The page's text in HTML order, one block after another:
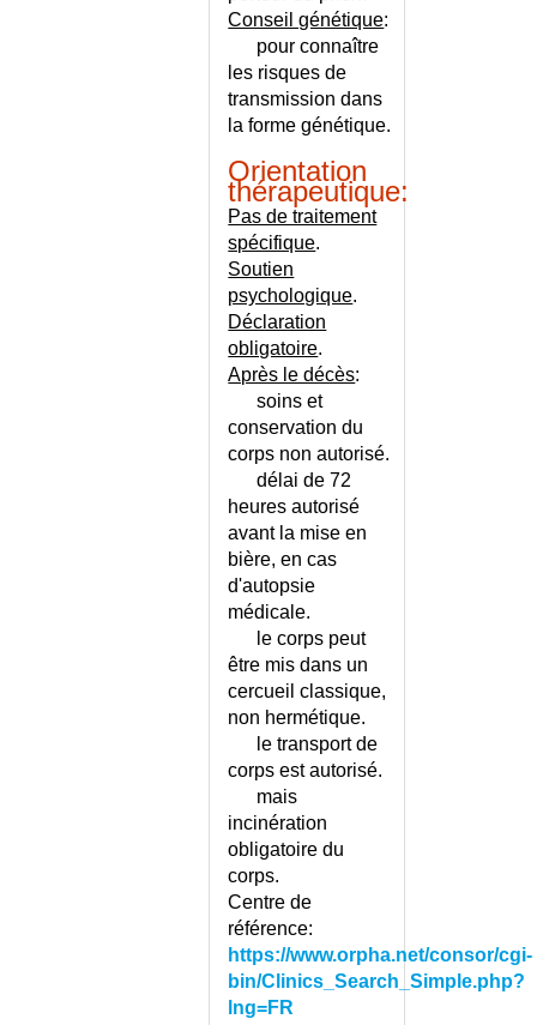
DERMOHYPODERMITE
BACTERIENNE NECROSANTE
DERMOHYPODERMITE
DESENSIBILISATION
DESENSIBILISATION - CARNET
DESHYDRATATION DE LA
DESHYDRATATION DU
DESORIENTATION TEMPORO-
DEVELOPPEMENT DU
DEVIATION DE LA CLOISON
DI GEORGE (SYNDROME DE)
DIABETE - AUTOMESURE DE
DIABETE - COMPLICATIONS
DIABETE - CONSEILS REGIME
DIABETE - LECTEURS DE
DIABETE - PIED DIABETIQUE
DIABETE - PIED DIABETIQUE -
DIABETE - STADE DE
DIABETE - STADE DE
PREDIABETE - DEPISTAGE
DIABETE ET VOYAGE
DIABETE GESTATIONNEL
Conseil génétique:
pour connaître
les risques de
transmission dans
la forme génétique.
Orientation
thérapeutique:
Pas de traitement
spécifique.
Soutien
psychologique.
Déclaration
obligatoire.
Après le décès:
soins et
conservation du
corps non autorisé.
délai de 72
heures autorisé
avant la mise en
bière, en cas
d'autopsie
médicale.
le corps peut
être mis dans un
cercueil classique,
non hermétique.
le transport de
corps est autorisé.
mais
incinération
obligatoire du
corps.
Centre de
référence:
https://www.orpha.net/consor/cgi-
bin/Clinics_Search_Simple.php?
lng=FR